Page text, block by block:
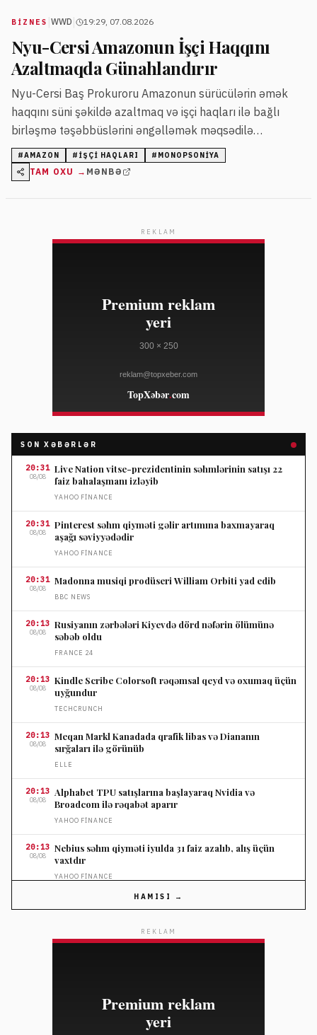
BIZNES WWD 19:29, 07.08.2026
Nyu-Cersi Amazonun İşçi Haqqını
Azaltmaqda Günahlandırır
Nyu-Cersi Baş Prokuroru Amazonun sürücülərin əmək
haqqını süni şəkildə azaltmaq və işçi haqları ilə bağlı
birləşmə təşəbbüslərini əngəlləmək məqsədilə
monopsoniya gücündən sui-istifadə etdiyini bildirir. Şirkət
işçiləri sıx nəzarət altında saxlayır və təzyiq göstərərək
onların hüquqlarını məhdudlaşdırır.
#AMAZON # IŞÇI HAQLARI # MONOPSONIYA
TAM OXU → MƏNBƏ
REKLAM
SON XƏBƏRLƏR
20:31
08/08
Live Nation vitse-prezidentinin səhmlərinin satışı 22
faiz bahalaşmanı izləyib
YAHOO FINANCE
20:31
08/08
Pinterest səhm qiyməti gəlir artımına baxmayaraq
aşağı səviyyədədir
YAHOO FINANCE
20:31
08/08
Madonna musiqi prodüseri William Orbiti yad edib
BBC NEWS
20:13
08/08
Rusiyanın zərbələri Kiyevdə dörd nəfərin ölümünə
səbəb oldu
FRANCE 24
20:13
08/08
Kindle Scribe Colorsoft rəqəmsal qeyd və oxumaq üçün
uyğundur
TECHCRUNCH
20:13
08/08
Meqan Markl Kanadada qrafik libas və Diananın
sırğaları ilə görünüb
ELLE
20:13
08/08
Alphabet TPU satışlarına başlayaraq Nvidia və
Broadcom ilə rəqabət aparır
YAHOO FINANCE
20:13
08/08
Nebius səhm qiyməti iyulda 31 faiz azalıb, alış üçün
vaxtdır
YAHOO FINANCE
08/08
Eminemin nadir Air Jordan 4 "Encore" modeli ilk dəfə
HAMISI →
REKLAM